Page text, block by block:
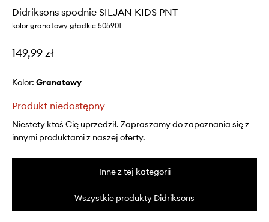
Didriksons spodnie SILJAN KIDS PNT
kolor granatowy gładkie 505901
149,99 zł
Kolor: granatowy
Produkt niedostępny
Niestety ktoś Cię uprzedził. Zapraszamy do zapoznania się z
innymi produktami z naszej oferty.
Inne z tej kategorii
Wszystkie produkty Didriksons